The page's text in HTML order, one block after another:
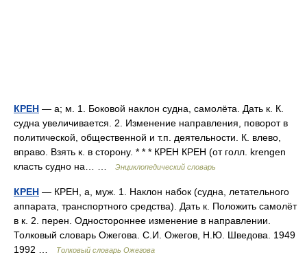
КРЕН — а; м. 1. Боковой наклон судна, самолёта. Дать к. К.
судна увеличивается. 2. Изменение направления, поворот в
политической, общественной и т.п. деятельности. К. влево,
вправо. Взять к. в сторону. * * * КРЕН КРЕН (от голл. krengen
класть судно на… …
Энциклопедический словарь
КРЕН — КРЕН, а, муж. 1. Наклон набок (судна, летательного
аппарата, транспортного средства). Дать к. Положить самолёт
в к. 2. перен. Одностороннее изменение в направлении.
Толковый словарь Ожегова. С.И. Ожегов, Н.Ю. Шведова. 1949
1992 …
Толковый словарь Ожегова